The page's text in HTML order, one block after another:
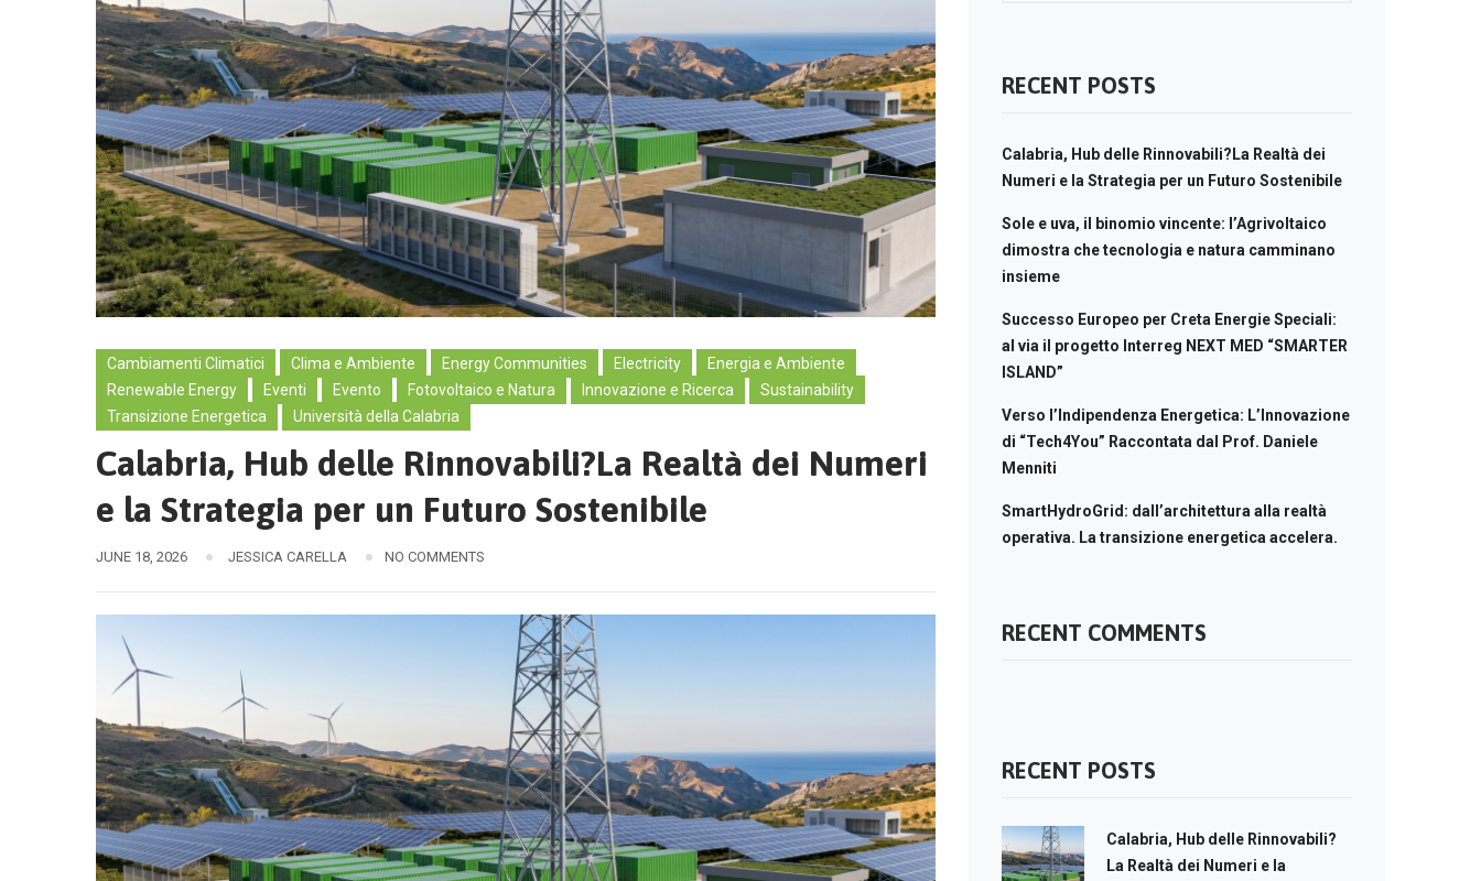
Cambiamenti Climatici Clima e Ambiente Energy Communities Electricity
Energia e Ambiente
Renewable Energy
Eventi Evento Fotovoltaico e Natura Innovazione e Ricerca
Sustainability
Transizione Energetica
Università della Calabria
Calabria, Hub delle Rinnovabili?La Realtà dei Numeri
e la Strategia per un Futuro Sostenibile
JUNE 18, 2026 JESSICA CARELLA NO COMMENTS
RECENT POSTS
Calabria, Hub delle Rinnovabili?La Realtà dei
Numeri e la Strategia per un Futuro Sostenibile
Sole e uva, il binomio vincente: l’Agrivoltaico
dimostra che tecnologia e natura camminano
insieme
Successo Europeo per Creta Energie Speciali:
al via il progetto Interreg NEXT MED “SMARTER
ISLAND”
Verso l’Indipendenza Energetica: L’Innovazione
di “Tech4You” Raccontata dal Prof. Daniele
Menniti
SmartHydroGrid: dall’architettura alla realtà
operativa. La transizione energetica accelera.
RECENT COMMENTS
RECENT POSTS
Calabria, Hub delle Rinnovabili?
La Realtà dei Numeri e la